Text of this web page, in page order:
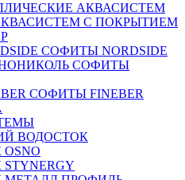
АКВАСИСТЕМ
С ПОКРЫТИЕМ
СОФИТЫ NORDSIDE
СОФИТЫ
СОФИТЫ FINEBER
ВОДОСТОК